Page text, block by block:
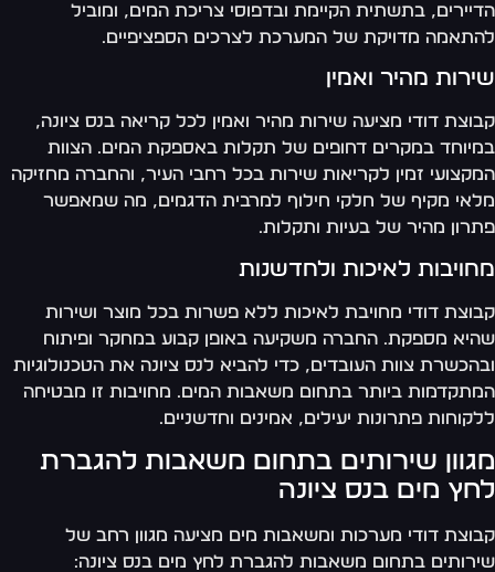
בתשתית הקיימת ובדפוסי צריכת המים, ומוביל
מדויקת של המערכת לצרכים הספציפיים.
מהיר ואמין
דודי מציעה שירות מהיר ואמין לכל קריאה בנס ציונה,
במקרים דחופים של תקלות באספקת המים. הצוות
זמין לקריאות שירות בכל רחבי העיר, והחברה מחזיקה
מקיף של חלקי חילוף למרבית הדגמים, מה שמאפשר
מהיר של בעיות ותקלות.
לאיכות ולחדשנות
דודי מחויבת לאיכות ללא פשרות בכל מוצר ושירות
מספקת. החברה משקיעה באופן קבוע במחקר ופיתוח
צוות העובדים, כדי להביא לנס ציונה את הטכנולוגיות
ביותר בתחום משאבות המים. מחויבות זו מבטיחה
פתרונות יעילים, אמינים וחדשניים.
שירותים בתחום משאבות להגברת
מים בנס ציונה
דודי מערכות ומשאבות מים מציעה מגוון רחב של
בתחום משאבות להגברת לחץ מים בנס ציונה: